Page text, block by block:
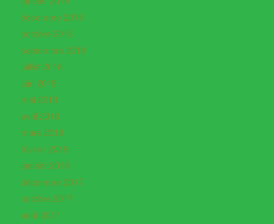
décembre 2018
octobre 2018
septembre 2018
juillet 2018
juin 2018
mai 2018
avril 2018
mars 2018
février 2018
janvier 2018
décembre 2017
octobre 2017
août 2017